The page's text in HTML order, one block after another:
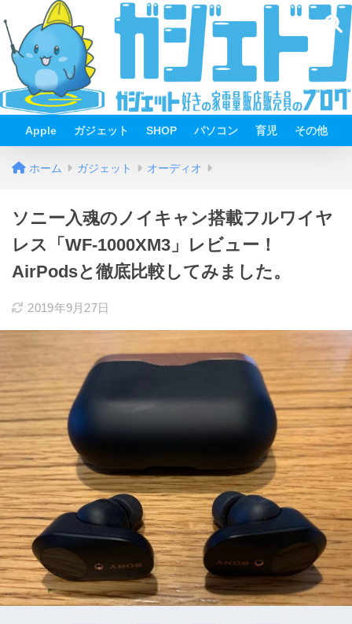
Apple ガジェット SHOP パソコン 育児 その他
ホーム ガジェット オーディオ
ソニー入魂のノイキャン搭載フルワイヤ
レス「WF-1000XM3」レビュー！
AirPodsと徹底比較してみました。
2019年9月27日